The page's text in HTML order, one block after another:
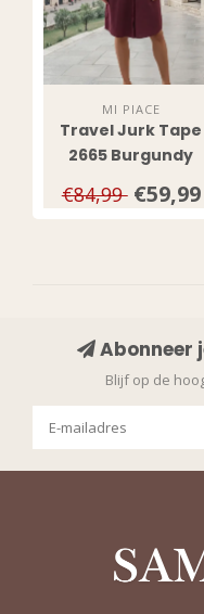
MI PIACE
Travel Jurk Tape
2665 Burgundy
€84,99 €59,99
Abonneer
Blijf op de